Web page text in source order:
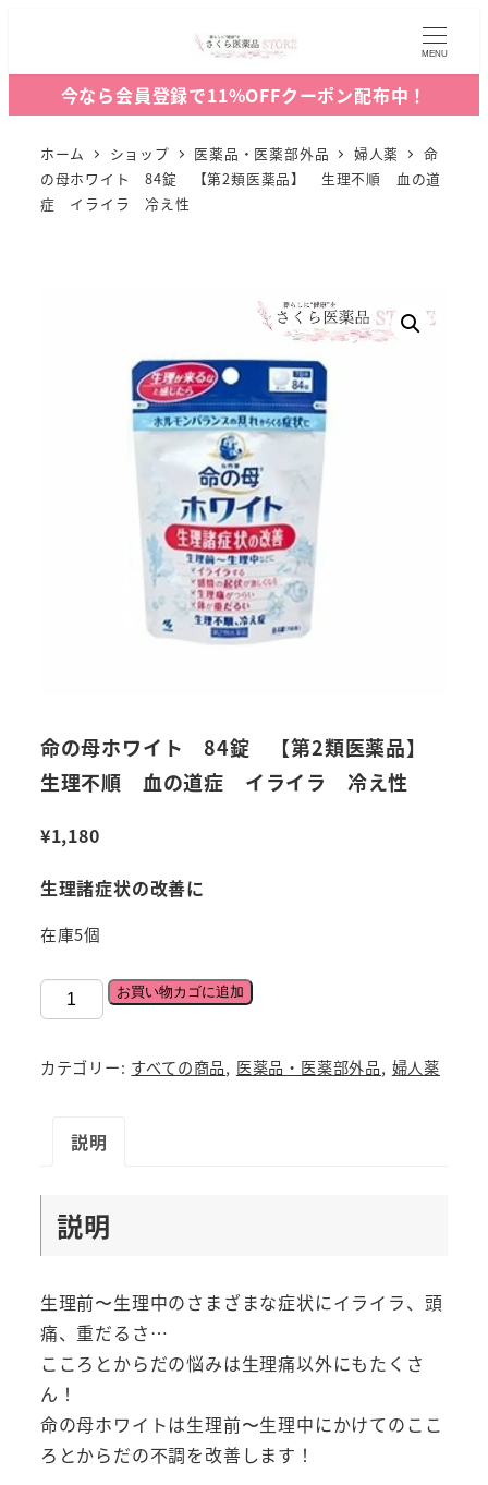
MENU
今なら会員登録で11%OFFクーポン配布中！
ホーム ショップ 医薬品・医薬部外品 婦人薬
命
の母ホワイト 84錠 【第2類医薬品】 生理不順 血の道
症 イライラ 冷え性
命の母ホワイト 84錠 【第2類医薬品】
生理不順 血の道症 イライラ 冷え性
¥1,180
生理諸症状の改善に
在庫5個
の
母
錠
2
類
医
薬
品】
生
お買い物カゴに追加
カテゴリー: すべての商品, 医薬品・医薬部外品, 婦人薬
説明
説明
生理前〜生理中のさまざまな症状にイライラ、頭
痛、重だるさ…
こころとからだの悩みは生理痛以外にもたくさ
ん！
命の母ホワイトは生理前〜生理中にかけてのここ
ろとからだの不調を改善します！